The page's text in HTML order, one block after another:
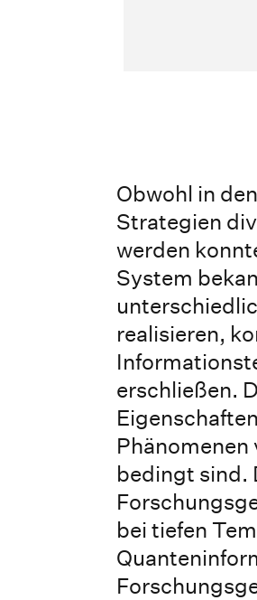
Obwohl in
Strategien
werden
System
realisieren,
erschließen.
bedingt sind.
bei tiefen